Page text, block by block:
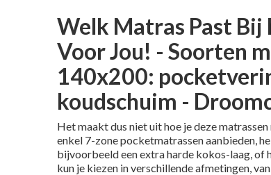
Welk Matras Past Bij
Voor Jou! - Soorten
140x200:
koudschuim -
Het maakt dus niet uit hoe je deze
enkel 7-zone pocketmatrassen aanbieden,
bijvoorbeeld een extra harde kokos-laag, of
kun je kiezen in verschillende afmetingen,